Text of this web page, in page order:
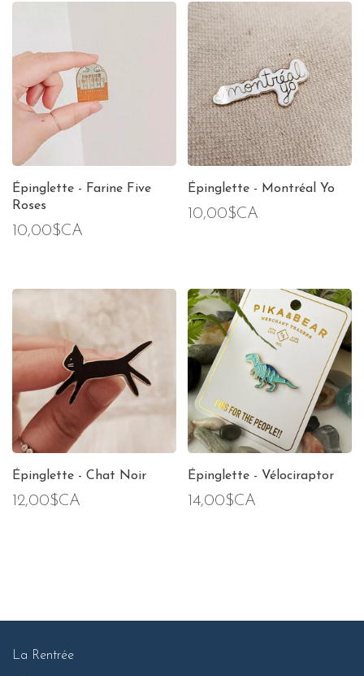
Épinglette - Farine Five
Roses
10,00$CA
Épinglette - Montréal Yo
10,00$CA
Épinglette - Chat Noir
12,00$CA
Épinglette - Vélociraptor
14,00$CA
La Rentrée